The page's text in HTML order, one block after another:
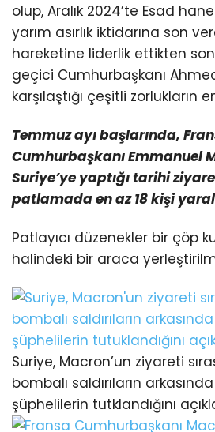
olup, Aralık 2024’te Esad
yarım asırlık iktidarına son
hareketine liderlik ettikten
geçici Cumhurbaşkanı
karşılaştığı çeşitli zorlukların
Temmuz ayı başlarında,
Cumhurbaşkanı Emmanuel
Suriye’ye yaptığı tarihi
patlamada en az 18 kişi
Patlayıcı düzenekler bir çöp
halindeki bir araca
Suriye, Macron’un ziyareti
bombalı saldırıların
şüphelilerin tutklandığını